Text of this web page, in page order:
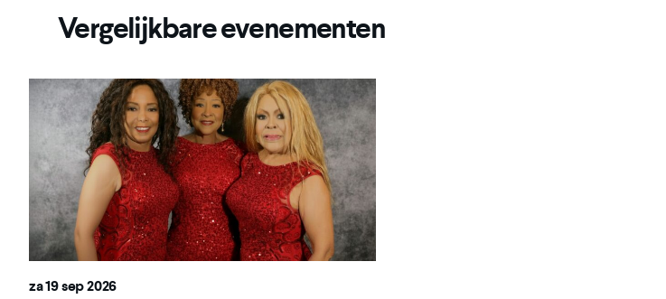
Vergelijkbare evenementen
za 19 sep 2026